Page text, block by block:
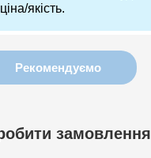
якість.
Рекомендуємо
замовлення